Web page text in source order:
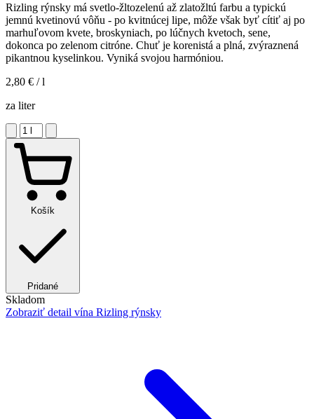
Rizling rýnsky má svetlo-žltozelenú až zlatožltú farbu a typickú
jemnú kvetinovú vôňu - po kvitnúcej lipe, môže však byť cítiť aj po
marhuľovom kvete, broskyniach, po lúčnych kvetoch, sene,
dokonca po zelenom citróne. Chuť je korenistá a plná, zvýraznená
pikantnou kyselinkou. Vyniká svojou harmóniou.
2,80 € / l
za liter
Košík
Pridané
Skladom
Zobraziť detail vína Rizling rýnsky